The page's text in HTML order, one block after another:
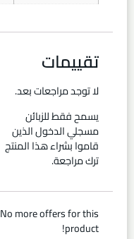
تقييمات
لا توجد مراجعات بعد.
يسمح فقط للزبائن
مسجلي الدخول الذين
قاموا بشراء هذا المنتج
ترك مراجعة.
No more offers for this
product!